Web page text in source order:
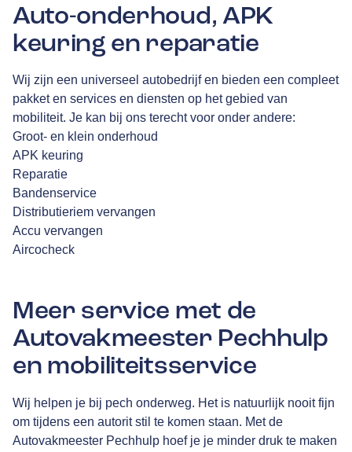
Auto-onderhoud, APK
keuring en reparatie
Wij zijn een universeel autobedrijf en bieden een compleet
pakket en services en diensten op het gebied van
mobiliteit. Je kan bij ons terecht voor onder andere:
Groot- en klein onderhoud
APK keuring
Reparatie
Bandenservice
Distributieriem vervangen
Accu vervangen
Aircocheck
Meer service met de
Autovakmeester Pechhulp
en mobiliteitsservice
Wij helpen je bij pech onderweg. Het is natuurlijk nooit fijn
om tijdens een autorit stil te komen staan. Met de
Autovakmeester Pechhulp hoef je je minder druk te maken